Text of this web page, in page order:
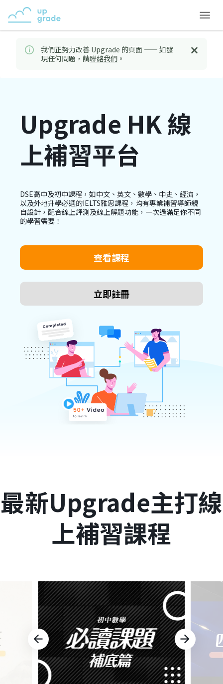
我們正努力改善 Upgrade 的頁面 —— 如發
現任何問題，請聯絡我們 。
Upgrade HK 線
上補習平台
DSE高中及初中課程，如中文、英文、數學、中史、經濟，
以及外地升學必選的IELTS雅思課程，均有專業補習導師親
自設計，配合線上評測及線上解題功能，一次過滿足你不同
的學習需要！
查看課程
立即註冊
最新Upgrade主打線
上補習課程